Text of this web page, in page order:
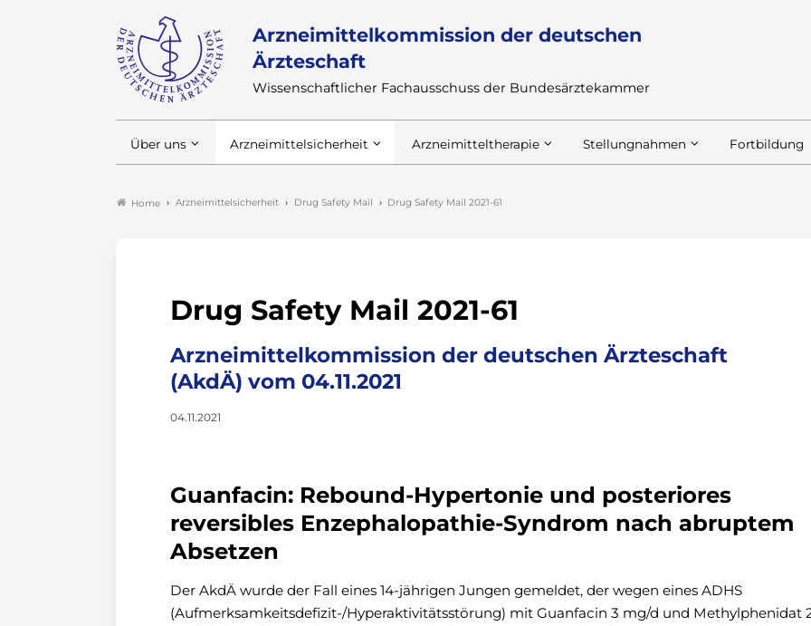
Arzneimittelkommission der deutschen
Ärzteschaft
Wissenschaftlicher Fachausschuss der Bundesärztekammer
Über uns Arzneimittelsicherheit Arzneimitteltherapie Stellungnahmen Fortbildung
Home Arzneimittelsicherheit Drug Safety Mail Drug Safety Mail 2021-61
Drug Safety Mail 2021-61
Arzneimittelkommission der deutschen Ärzteschaft
(AkdÄ) vom 04.11.2021
04.11.2021
Guanfacin: Rebound-Hypertonie und posteriores
reversibles Enzephalopathie-Syndrom nach abruptem
Absetzen
Der AkdÄ wurde der Fall eines 14-jährigen Jungen gemeldet, der wegen eines ADHS
(Aufmerksamkeitsdefizit-/Hyperaktivitätsstörung) mit Guanfacin 3 mg/d und Methylphenidat